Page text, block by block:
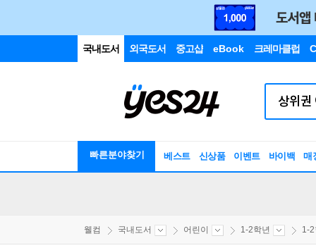
국내도서 외국도서 중고샵 eBook 크레마클럽
빠른분야찾기 베스트 신상품 이벤트 바이백 매
웰컴 국내도서 어린이 1-2학년 1-